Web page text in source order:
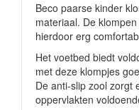
Beco paarse kinder
materiaal. De
hierdoor erg
Het voetbed biedt
met deze klompjes
De anti-slip zool zorgt
oppervlakten